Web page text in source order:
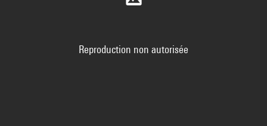
Reproduction non autorisée